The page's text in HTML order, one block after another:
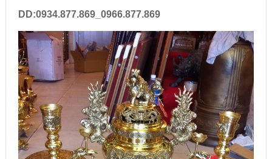
DD:0934.877.869_0966.877.869